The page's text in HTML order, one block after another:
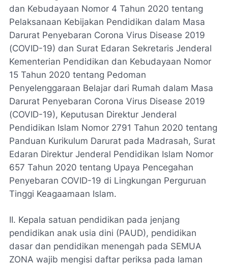
dan Kebudayaan Nomor 4 Tahun 2020 tentang
Pelaksanaan Kebijakan Pendidikan dalam Masa
Darurat Penyebaran Corona Virus Disease 2019
(COVID-19) dan Surat Edaran Sekretaris Jenderal
Kementerian Pendidikan dan Kebudayaan Nomor
15 Tahun 2020 tentang Pedoman
Penyelenggaraan Belajar dari Rumah dalam Masa
Darurat Penyebaran Corona Virus Disease 2019
(COVID-19), Keputusan Direktur Jenderal
Pendidikan Islam Nomor 2791 Tahun 2020 tentang
Panduan Kurikulum Darurat pada Madrasah, Surat
Edaran Direktur Jenderal Pendidikan Islam Nomor
657 Tahun 2020 tentang Upaya Pencegahan
Penyebaran COVID-19 di Lingkungan Perguruan
Tinggi Keagaamaan Islam.
II. Kepala satuan pendidikan pada jenjang
pendidikan anak usia dini (PAUD), pendidikan
dasar dan pendidikan menengah pada SEMUA
ZONA wajib mengisi daftar periksa pada laman